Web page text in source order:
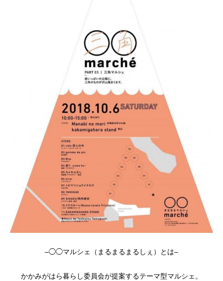
–◯◯マルシェ（まるまるまるしぇ）とは–
かかみがはら暮らし委員会が提案するテーマ型マルシェ。